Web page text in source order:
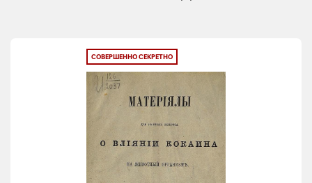
СОВЕРШЕННО СЕКРЕТНО